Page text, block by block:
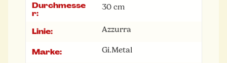
Durchmesse
r:
30 cm
Linie: Azzurra
Marke: Gi.Metal